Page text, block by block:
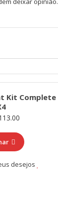
Kit Complete
desejos